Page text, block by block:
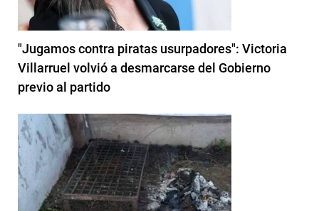
"Jugamos contra piratas usurpadores": Victoria
Villarruel volvió a desmarcarse del Gobierno
previo al partido